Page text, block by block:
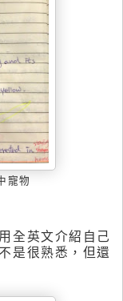
寵物
用全英文介紹自己
是很熟悉，但還